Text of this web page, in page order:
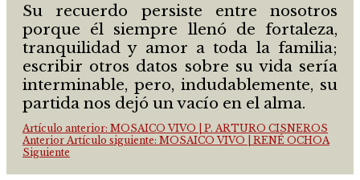
Su recuerdo persiste entre nosotros
porque él siempre llenó de fortaleza,
tranquilidad y amor a toda la familia;
escribir otros datos sobre su vida sería
interminable, pero, indudablemente, su
partida nos dejó un vacío en el alma.
Artículo anterior: MOSAICO VIVO | P. ARTURO CISNEROS
Anterior Artículo siguiente: MOSAICO VIVO | RENÉ OCHOA
Siguiente